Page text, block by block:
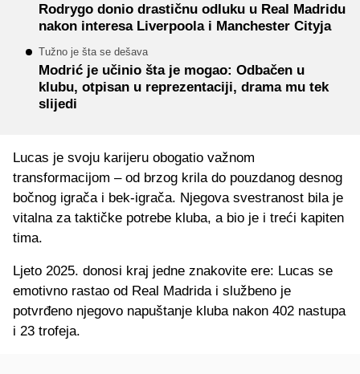
Rodrygo donio drastičnu odluku u Real Madridu
nakon interesa Liverpoola i Manchester Cityja
Tužno je šta se dešava
Modrić je učinio šta je mogao: Odbačen u
klubu, otpisan u reprezentaciji, drama mu tek
slijedi
Lucas je svoju karijeru obogatio važnom
transformacijom – od brzog krila do pouzdanog desnog
bočnog igrača i bek-igrača. Njegova svestranost bila je
vitalna za taktičke potrebe kluba, a bio je i treći kapiten
tima.
Ljeto 2025. donosi kraj jedne znakovite ere: Lucas se
emotivno rastao od Real Madrida i službeno je
potvrđeno njegovo napuštanje kluba nakon 402 nastupa
i 23 trofeja.